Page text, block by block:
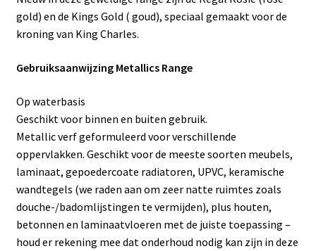
gold) en de Kings Gold ( goud), speciaal gemaakt voor de
kroning van King Charles.
Gebruiksaanwijzing Metallics Range
Op waterbasis
Geschikt voor binnen en buiten gebruik.
Metallic verf geformuleerd voor verschillende
oppervlakken. Geschikt voor de meeste soorten meubels,
laminaat, gepoedercoate radiatoren, UPVC, keramische
wandtegels (we raden aan om zeer natte ruimtes zoals
douche-/badomlijstingen te vermijden), plus houten,
betonnen en laminaatvloeren met de juiste toepassing –
houd er rekening mee dat onderhoud nodig kan zijn in deze